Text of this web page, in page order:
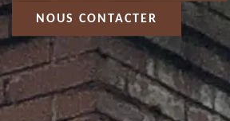
NOUS CONTACTER